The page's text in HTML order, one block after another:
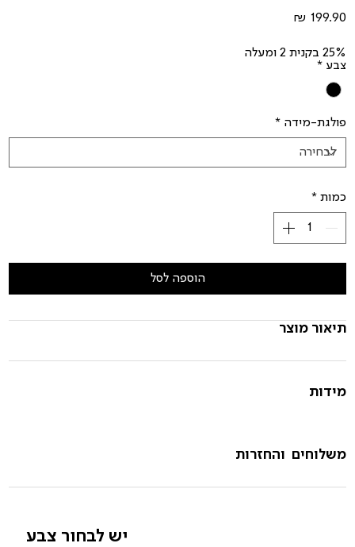
25% בקנית 2 ומעלה
צבע *
פולגת-מידה *
כמות *
הוספה לסל
תיאור מוצר
מידות
משלוחים והחזרות
יש לבחור צבע